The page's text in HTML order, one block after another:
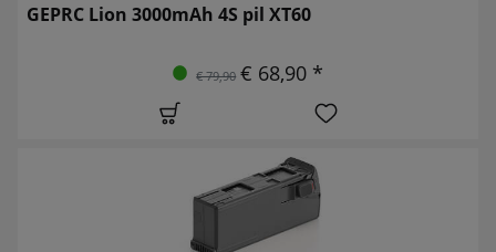
GEPRC Lion 3000mAh 4S pil XT60
€ 79,90 € 68,90 *